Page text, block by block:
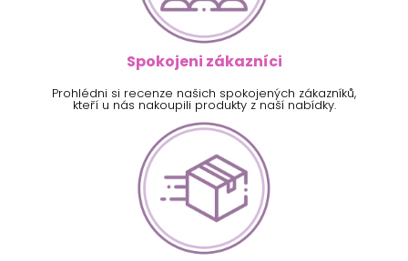
Spokojeni zákazníci
Prohlédni si recenze našich spokojených zákazníků,
kteří u nás nakoupili produkty z naší nabídky.